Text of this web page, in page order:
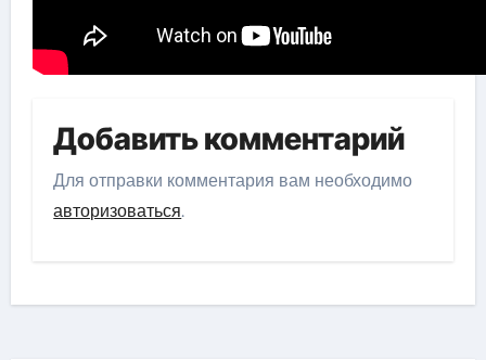
Добавить комментарий
Для отправки комментария вам необходимо
авторизоваться.